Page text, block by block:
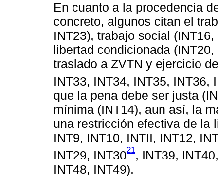
En cuanto a la procedencia
concreto, algunos citan el
INT23), trabajo social
libertad condicionada
traslado a ZVTN y ejercicio
INT33, INT34, INT35, INT36,
que la pena debe ser justa
mínima (INT14), aun así, la
una restricción efectiva de la
INT9, INT10, INTII, INT12,
INT29, INT3021, INT39,
INT48, INT49).